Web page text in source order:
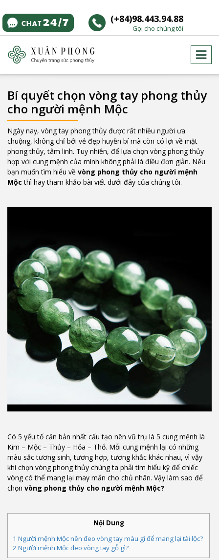
(+84)98.443.94.88
Gọi cho chúng tôi
Bí quyết chọn vòng tay phong thủy
cho người mệnh Mộc
Ngày nay, vòng tay phong thủy được rất nhiều người ưa
chuộng, không chỉ bởi vẻ đẹp huyền bí mà còn có lợi về mặt
phong thủy, tâm linh. Tuy nhiên, để lựa chọn vòng phong thủy
hợp với cung mệnh của mình không phải là điều đơn giản. Nếu
bạn muốn tìm hiểu về vòng phong thủy cho người mệnh
Mộc thì hãy tham khảo bài viết dưới đây của chúng tôi.
Có 5 yếu tố căn bản nhất cấu tạo nên vũ trụ là 5 cung mệnh là
Kim – Mộc – Thủy – Hỏa – Thổ. Mỗi cung mệnh lại có những
màu sắc tương sinh, tương hợp, tương khắc khác nhau, vì vậy
khi chọn vòng phong thủy chúng ta phải tìm hiểu kỹ để chiếc
vòng có thể mang lại may mắn cho chủ nhân. Vậy làm sao để
chọn vòng phong thủy cho người mệnh Mộc?
Nội Dung
1 Người mệnh Mộc nên đeo vòng tay màu gì để mang lại tài lộc?
2 Người mệnh Mộc đeo vòng tay gỗ gì?